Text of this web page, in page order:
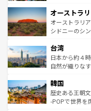
部のニューオ
文化が魅力。
しみながら、
ならではの贅沢な旅のス
情報はコンテ
ワイ島は見逃
島だが、静か
おすすめ。エ
れるおもてな
人々、おいし
ク、伝統的な
ワイを、存分に味わって
はコンテンツ
オーストラ
オーストラリ
シドニーのシ
リアリーフや
ク）、タスマ
ど、見どころ
いる。アクテ
ビング、ハイ
い。オースト
台湾
日本から約４
自然が織りな
ン）、静ひつ
と山間の静け
驚きをもたら
韓国
歴史ある王朝
-POPで世界を